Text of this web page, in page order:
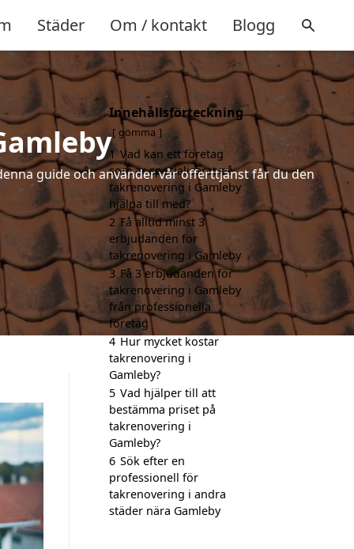
Städer Om / kontakt Blogg
guide och använder vår offerttjänst får du den
Innehållsförteckning
gömma
1 Vad kan ett företag
som är specialiserat på
takrenovering i Gamleby
hjälpa till med?
2 Få alltid minst 3
erbjudanden för
takrenovering i Gamleby
3 Få 3 erbjudanden för
takrenovering i Gamleby
från professionella
företag
4 Hur mycket kostar
takrenovering i
Gamleby?
5 Vad hjälper till att
bestämma priset på
takrenovering i
Gamleby?
6 Sök efter en
professionell för
takrenovering i andra
städer nära Gamleby